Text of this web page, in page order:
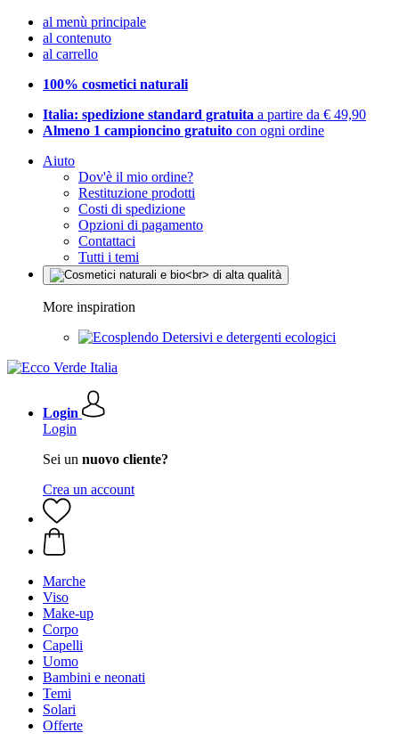
al menù principale
al contenuto
al carrello
100% cosmetici naturali
Italia: spedizione standard gratuita a partire da € 49,90
Almeno 1 campioncino gratuito con ogni ordine
Aiuto
Dov'è il mio ordine?
Restituzione prodotti
Costi di spedizione
Opzioni di pagamento
Contattaci
Tutti i temi
More inspiration
Detersivi e detergenti ecologici
Login
Login
Sei un nuovo cliente?
Crea un account
Marche
Viso
Make-up
Corpo
Capelli
Uomo
Bambini e neonati
Temi
Solari
Offerte